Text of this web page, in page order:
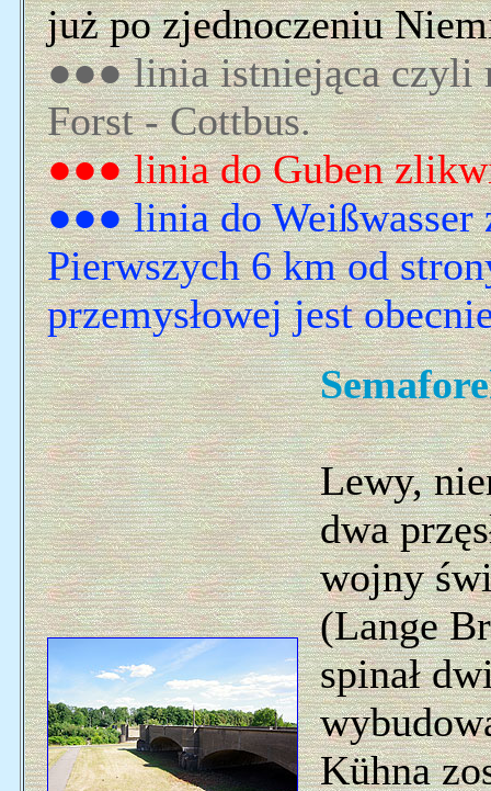
już po zjednoczeniu
●●● linia istniejąca czyli
Forst - Cottbus.
●●● linia do Guben
●●● linia do
Pierwszych 6 km od
przemysłowej jest
Lewy,
dwa
wojny
(Lange
spinał
Kühna